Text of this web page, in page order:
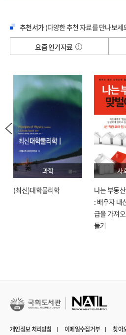
추천서가(다양한 추천 자료를 만나보세
요즘 인기자료
과학
(최신)대학물리학
사
나는 부동
: 배우자 대
급을 가져
들기
개인정보 처리방침 이메일수집거부 찾아